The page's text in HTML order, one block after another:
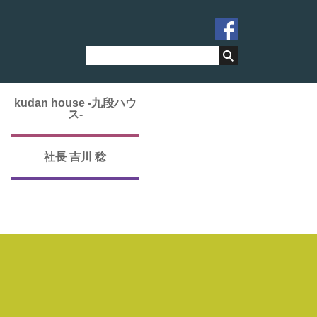
kudan house -九段ハウ
ス-
社長 吉川 稔